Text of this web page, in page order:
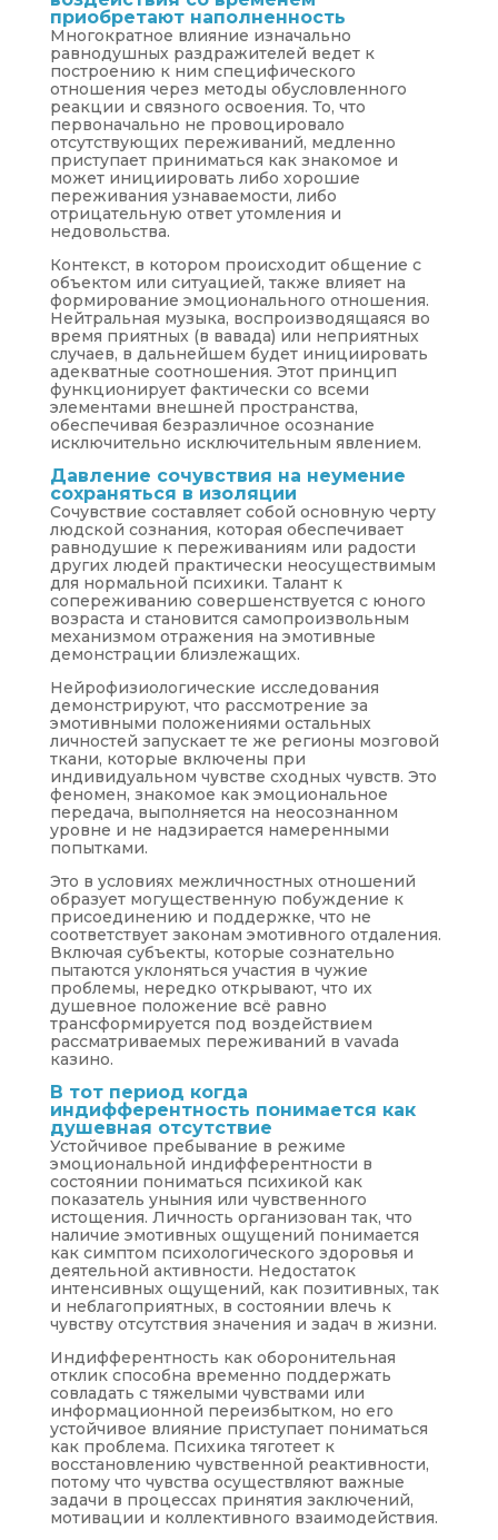
приобретают наполненность
Многократное влияние изначально
равнодушных раздражителей ведет к
построению к ним специфического
отношения через методы обусловленного
реакции и связного освоения. То, что
первоначально не провоцировало
отсутствующих переживаний, медленно
приступает приниматься как знакомое и
может инициировать либо хорошие
переживания узнаваемости, либо
отрицательную ответ утомления и
недовольства.
Контекст, в котором происходит общение с
объектом или ситуацией, также влияет на
формирование эмоционального отношения.
Нейтральная музыка, воспроизводящаяся во
время приятных (в вавада) или неприятных
случаев, в дальнейшем будет инициировать
адекватные соотношения. Этот принцип
функционирует фактически со всеми
элементами внешней пространства,
обеспечивая безразличное осознание
исключительно исключительным явлением.
Давление сочувствия на неумение
сохраняться в изоляции
Сочувствие составляет собой основную черту
людской сознания, которая обеспечивает
равнодушие к переживаниям или радости
других людей практически неосуществимым
для нормальной психики. Талант к
сопереживанию совершенствуется с юного
возраста и становится самопроизвольным
механизмом отражения на эмотивные
демонстрации близлежащих.
Нейрофизиологические исследования
демонстрируют, что рассмотрение за
эмотивными положениями остальных
личностей запускает те же регионы мозговой
ткани, которые включены при
индивидуальном чувстве сходных чувств. Это
феномен, знакомое как эмоциональное
передача, выполняется на неосознанном
уровне и не надзирается намеренными
попытками.
Это в условиях межличностных отношений
образует могущественную побуждение к
присоединению и поддержке, что не
соответствует законам эмотивного отдаления.
Включая субъекты, которые сознательно
пытаются уклоняться участия в чужие
проблемы, нередко открывают, что их
душевное положение всё равно
трансформируется под воздействием
рассматриваемых переживаний в vavada
казино.
В тот период когда
индифферентность понимается как
душевная отсутствие
Устойчивое пребывание в режиме
эмоциональной индифферентности в
состоянии пониматься психикой как
показатель уныния или чувственного
истощения. Личность организован так, что
наличие эмотивных ощущений понимается
как симптом психологического здоровья и
деятельной активности. Недостаток
интенсивных ощущений, как позитивных, так
и неблагоприятных, в состоянии влечь к
чувству отсутствия значения и задач в жизни.
Индифферентность как оборонительная
отклик способна временно поддержать
совладать с тяжелыми чувствами или
информационной переизбытком, но его
устойчивое влияние приступает пониматься
как проблема. Психика тяготеет к
восстановлению чувственной реактивности,
потому что чувства осуществляют важные
задачи в процессах принятия заключений,
мотивации и коллективного взаимодействия.